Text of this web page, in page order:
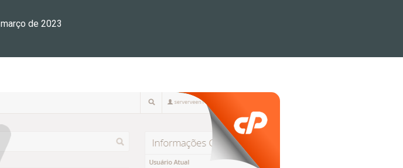
de 2023